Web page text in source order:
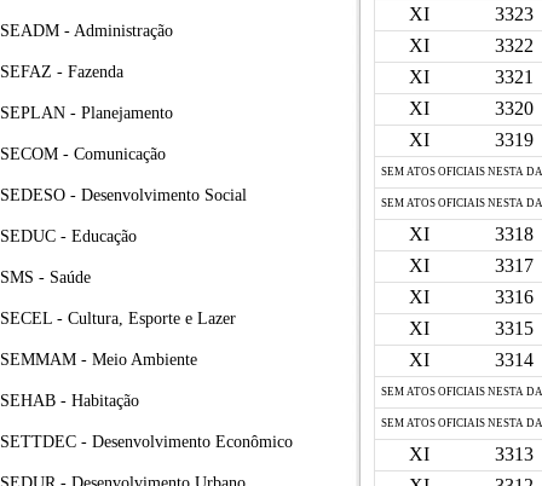
SEADM - Administração
SEFAZ - Fazenda
SEPLAN - Planejamento
SECOM - Comunicação
SEDESO - Desenvolvimento Social
SEDUC - Educação
SMS - Saúde
SECEL - Cultura, Esporte e Lazer
SEMMAM - Meio Ambiente
SEHAB - Habitação
SETTDEC - Desenvolvimento Econômico
XI
3323
XI
3322
XI
3321
XI
3320
XI
3319
SEM ATOS OFICIAIS NESTA
SEM ATOS OFICIAIS NESTA
XI
3318
XI
3317
XI
3316
XI
3315
XI
3314
SEM ATOS OFICIAIS NESTA
SEM ATOS OFICIAIS NESTA
XI
3313